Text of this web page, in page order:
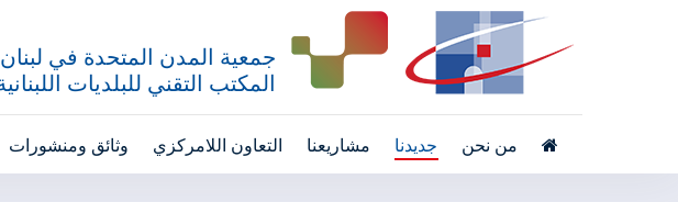
جمعية المدن المتحدة في لبنان
المكتب التقني للبلديات
من نحن جديدنا مشاريعنا التعاون اللامركزي وثائق ومنشورات